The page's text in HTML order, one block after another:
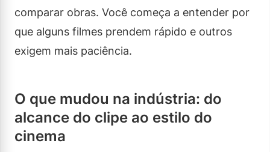
comparar obras. Você começa a entender por
que alguns filmes prendem rápido e outros
exigem mais paciência.
O que mudou na indústria: do
alcance do clipe ao estilo do
cinema